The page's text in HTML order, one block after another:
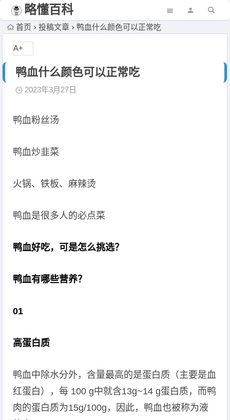
略懂百科
首页 投稿文章 鸭血什么颜色可以正常吃
鸭血什么颜色可以正常吃
2023年3月27日
鸭血粉丝汤
鸭血炒韭菜
火锅、铁板、麻辣烫
鸭血是很多人的必点菜
鸭血好吃，可是怎么挑选？
鸭血有哪些营养？
01
高蛋白质
鸭血中除水分外，含量最高的是蛋白质（主要是血
红蛋白），每 100 g中就含13g~14 g蛋白质，而鸭
肉的蛋白质为15g/100g，因此，鸭血也被称为液
A+